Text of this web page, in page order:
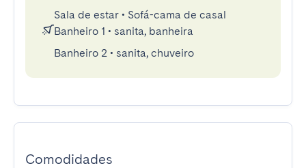
Sala de estar • Sofá-cama de casal
Banheiro 1 • sanita, banheira
Banheiro 2 • sanita, chuveiro
Comodidades